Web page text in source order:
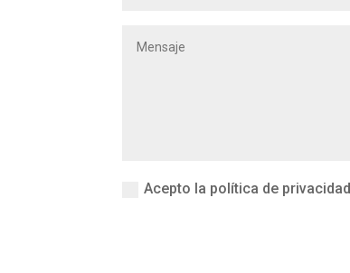
Acepto la política de